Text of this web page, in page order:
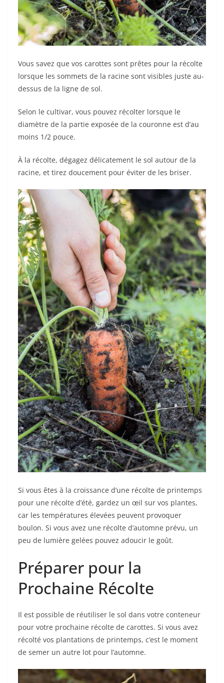
Vous savez que vos carottes sont prêtes pour la récolte
lorsque les sommets de la racine sont visibles juste au-
dessus de la ligne de sol.
Selon le cultivar, vous pouvez récolter lorsque le
diamètre de la partie exposée de la couronne est d’au
moins 1/2 pouce.
À la récolte, dégagez délicatement le sol autour de la
racine, et tirez doucement pour éviter de les briser.
Si vous êtes à la croissance d’une récolte de printemps
pour une récolte d’été, gardez un œil sur vos plantes,
car les températures élevées peuvent provoquer
boulon. Si vous avez une récolte d’automne prévu, un
peu de lumière gelées pouvez adoucir le goût.
Préparer pour la
Prochaine Récolte
Il est possible de réutiliser le sol dans votre conteneur
pour votre prochaine récolte de carottes. Si vous avez
récolté vos plantations de printemps, c’est le moment
de semer un autre lot pour l’automne.